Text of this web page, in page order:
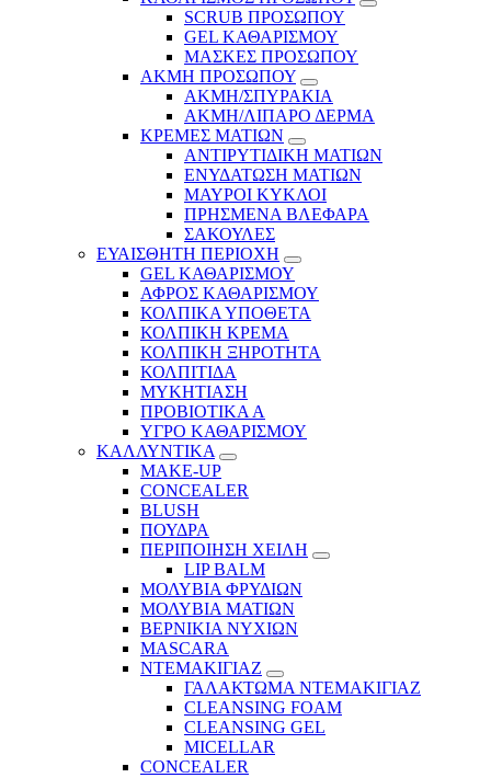
SCRUB ΠΡΟΣΩΠΟΥ
GEL ΚΑΘΑΡΙΣΜΟΥ
ΜΑΣΚΕΣ ΠΡΟΣΩΠΟΥ
ΑΚΜΗ ΠΡΟΣΩΠΟΥ
ΑΚΜΗ/ΣΠΥΡΑΚΙΑ
ΑΚΜΗ/ΛΙΠΑΡΟ ΔΕΡΜΑ
ΚΡΕΜΕΣ ΜΑΤΙΩΝ
ΑΝΤΙΡΥΤΙΔΙΚΗ ΜΑΤΙΩΝ
ΕΝΥΔΑΤΩΣΗ ΜΑΤΙΩΝ
ΜΑΥΡΟΙ ΚΥΚΛΟΙ
ΠΡΗΣΜΕΝΑ ΒΛΕΦΑΡΑ
ΣΑΚΟΥΛΕΣ
ΕΥΑΙΣΘΗΤΗ ΠΕΡΙΟΧΗ
GEL ΚΑΘΑΡΙΣΜΟΥ
ΑΦΡΟΣ ΚΑΘΑΡΙΣΜΟΥ
ΚΟΛΠΙΚΑ ΥΠΟΘΕΤΑ
ΚΟΛΠΙΚΗ ΚΡΕΜΑ
ΚΟΛΠΙΚΗ ΞΗΡΟΤΗΤΑ
ΚΟΛΠΙΤΙΔΑ
ΜΥΚΗΤΙΑΣΗ
ΠΡΟΒΙΟΤΙΚΑ Α
ΥΓΡΟ ΚΑΘΑΡΙΣΜΟΥ
ΚΑΛΛΥΝΤΙΚΑ
MAKE-UP
CONCEALER
BLUSH
ΠΟΥΔΡΑ
ΠΕΡΙΠΟΙΗΣΗ ΧΕΙΛΗ
LIP BALM
ΜΟΛΥΒΙΑ ΦΡΥΔΙΩΝ
ΜΟΛΥΒΙΑ ΜΑΤΙΩΝ
ΒΕΡΝΙΚΙΑ ΝΥΧΙΩΝ
MASCARA
ΝΤΕΜΑΚΙΓΙΑΖ
ΓΑΛΑΚΤΩΜΑ ΝΤΕΜΑΚΙΓΙΑΖ
CLEANSING FOAM
CLEANSING GEL
MICELLAR
CONCEALER